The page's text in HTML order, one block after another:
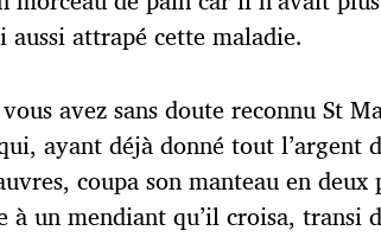
attrapé cette maladie.
avez sans doute reconnu St
ayant déjà donné tout l’argent
coupa son manteau en deux
à un mendiant qu’il croisa, transi